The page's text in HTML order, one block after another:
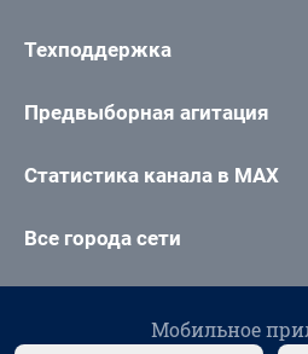
Техподдержка
Предвыборная агитация
Статистика канала в MAX
Все города сети
Мобильное